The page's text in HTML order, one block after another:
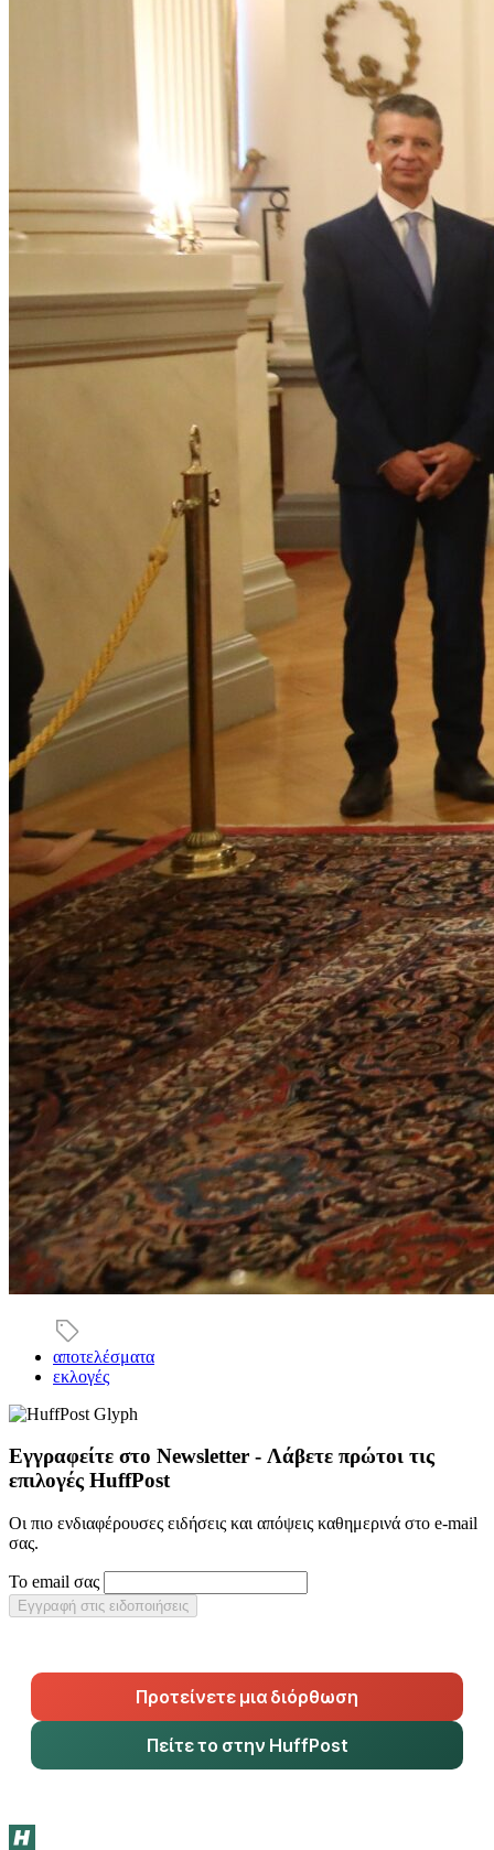
αποτελέσματα
εκλογές
Εγγραφείτε στο Newsletter - Λάβετε πρώτοι τις
επιλογές HuffPost
Οι πιο ενδιαφέρουσες ειδήσεις και απόψεις καθημερινά στο e-mail
σας.
Το email σας
Εγγραφή στις ειδοποιήσεις
Προτείνετε μια διόρθωση
Πείτε το στην HuffPost